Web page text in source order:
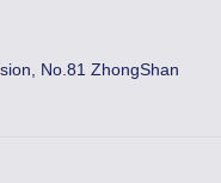
No.81 ZhongShan